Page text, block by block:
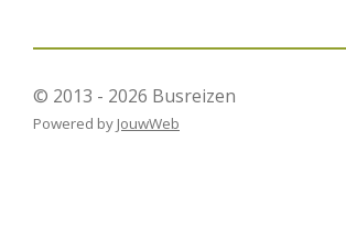
© 2013 - 2026 Busreizen
Powered by JouwWeb